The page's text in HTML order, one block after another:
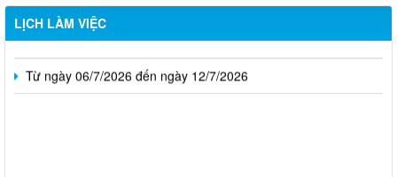
LỊCH LÀM VIỆC
Từ ngày 13/7/2026 đến ngày 18/7/2026
Từ ngày 06/7/2026 đến ngày 12/7/2026